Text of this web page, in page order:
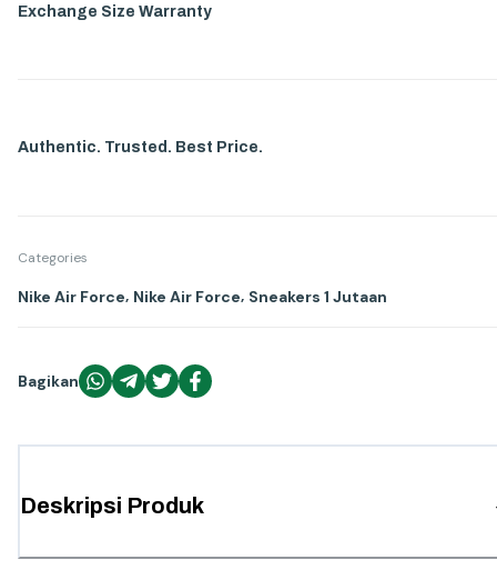
Exchange Size Warranty
Authentic. Trusted. Best Price.
Categories
Nike Air Force, Nike Air Force, Sneakers 1 Jutaan
Bagikan
Deskripsi Produk